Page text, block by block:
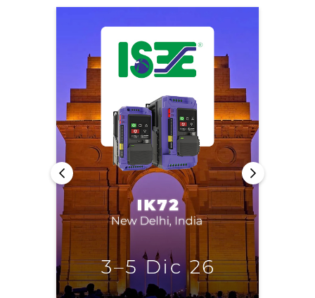
Contatti
Informativa sulla privacy
Mappa del sito
iSource Accedere